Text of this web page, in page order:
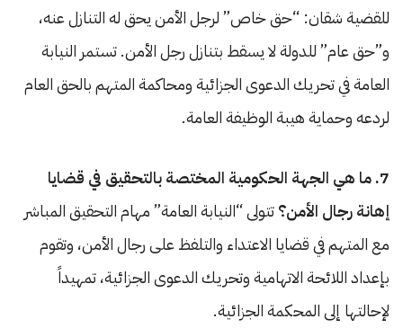
للقضية شقان: “حق خاص” لرجل الأمن يحق له التنازل عنه،
و”حق عام” للدولة لا يسقط بتنازل رجل الأمن. تستمر النيابة
العامة في تحريك الدعوى الجزائية ومحاكمة المتهم بالحق العام
لردعه وحماية هيبة الوظيفة العامة.
7. ما هي الجهة الحكومية المختصة بالتحقيق في قضايا
إهانة رجال الأمن؟تتولى “النيابة العامة” مهام التحقيق المباشر
مع المتهم في قضايا الاعتداء والتلفظ على رجال الأمن، وتقوم
بإعداد اللائحة الاتهامية وتحريك الدعوى الجزائية، تمهيداً
لإحالتها إلى المحكمة الجزائية.